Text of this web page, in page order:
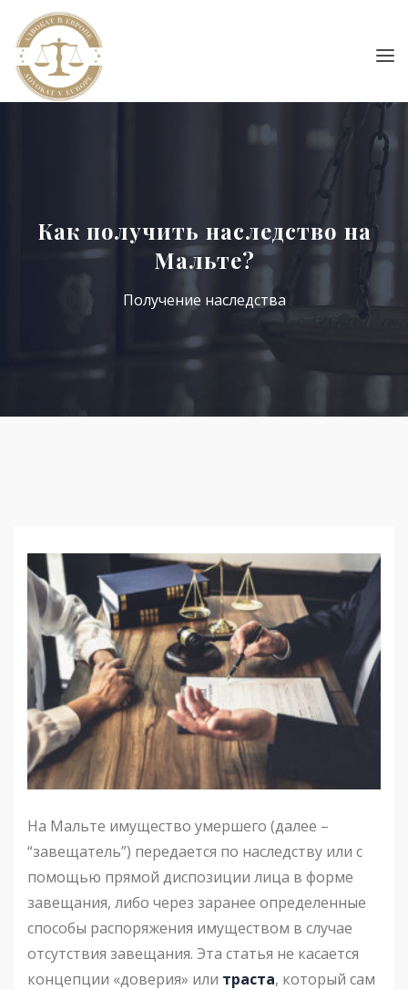
Как получить наследство на
Мальте?
Получение наследства
На Мальте имущество умершего (далее –
“завещатель”) передается по наследству или с
помощью прямой диспозиции лица в форме
завещания, либо через заранее определенные
способы распоряжения имуществом в случае
отсутствия завещания. Эта статья не касается
концепции «доверия» или траста, который сам